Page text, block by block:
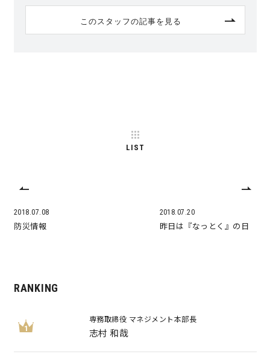
動画ギャラリー 採用情報
このスタッフの記事を見る
2018.07.08
防災情報
LIST
2018.07.20
昨日は『なっとく』の日
RANKING
1
専務取締役 マネジメント本部長
志村 和哉